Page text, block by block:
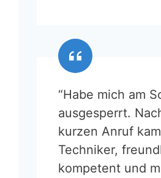
“Habe mich am
ausgesperrt.
kurzen Anruf
Techniker,
kompetent und